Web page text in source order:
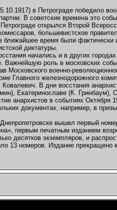
в Петрограде победило
В советские времена это
открылся Второй
большевистское
ближайшее время были фактически
диктатуры.
начались и в других
Важнейшую роль в московских
Московского военно-
Главного железнодорожного
В дни восстания
Екатеринославе (К.
анархистов в событиях
документах, например, в
вышел первый
первым печатным изданием
десятков экземпляров, и
13 номеров. Издание прекращено